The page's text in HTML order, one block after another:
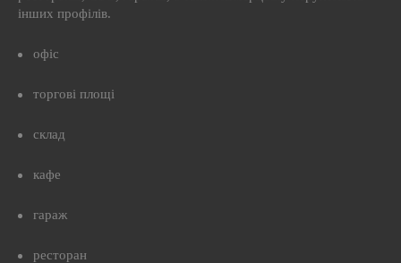
інших профілів.
офіс
торгові площі
склад
кафе
гараж
ресторан